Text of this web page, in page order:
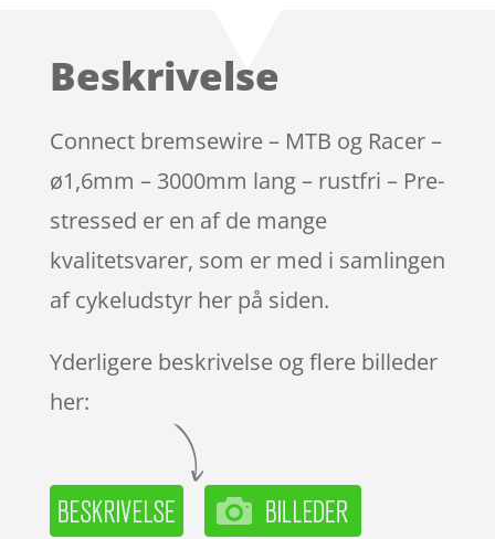
på
mmelser
Beskrivelse
Connect bremsewire – MTB og Racer –
ø1,6mm – 3000mm lang – rustfri – Pre-
stressed er en af de mange
kvalitetsvarer, som er med i samlingen
af cykeludstyr her på siden.
Yderligere beskrivelse og flere billeder
her: